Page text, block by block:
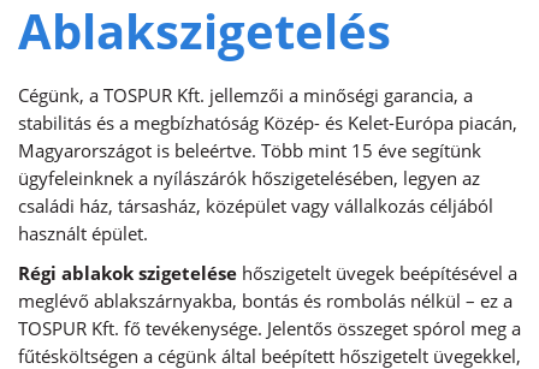
Ablakszigetelés
Cégünk, a TOSPUR Kft. jellemzői a minőségi garancia, a
stabilitás és a megbízhatóság Közép- és Kelet-Európa piacán,
Magyarországot is beleértve. Több mint 15 éve segítünk
ügyfeleinknek a nyílászárók hőszigetelésében, legyen az
családi ház, társasház, középület vagy vállalkozás céljából
használt épület.
Régi ablakok szigetelése hőszigetelt üvegek beépítésével a
meglévő ablakszárnyakba, bontás és rombolás nélkül – ez a
TOSPUR Kft. fő tevékenysége. Jelentős összeget spórol meg a
fűtésköltségen a cégünk által beépített hőszigetelt üvegekkel,